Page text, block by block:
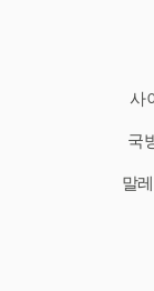
사
국
말